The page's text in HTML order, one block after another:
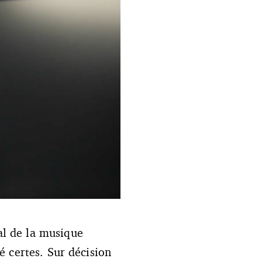
(capture d'écran)
de la musique
certes. Sur décision